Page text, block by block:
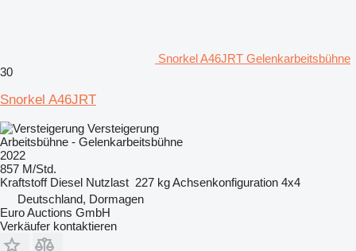
Snorkel A46JRT Gelenkarbeitsbühne
30
Snorkel A46JRT
Versteigerung
Arbeitsbühne - Gelenkarbeitsbühne
2022
857 M/Std.
Kraftstoff Diesel Nutzlast 227 kgAchsenkonfiguration 4x4
Deutschland, Dormagen
Euro Auctions GmbH
Verkäufer kontaktieren